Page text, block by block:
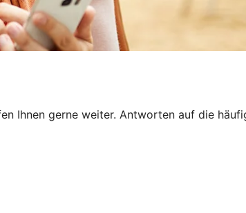
Ihnen gerne weiter. Antworten auf die